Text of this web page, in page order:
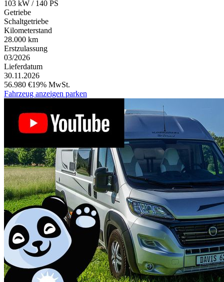
103 kW / 140 PS
Getriebe
Schaltgetriebe
Kilometerstand
28.000 km
Erstzulassung
03/2026
Lieferdatum
30.11.2026
56.980 €19% MwSt.
Fahrzeug anzeigen parken